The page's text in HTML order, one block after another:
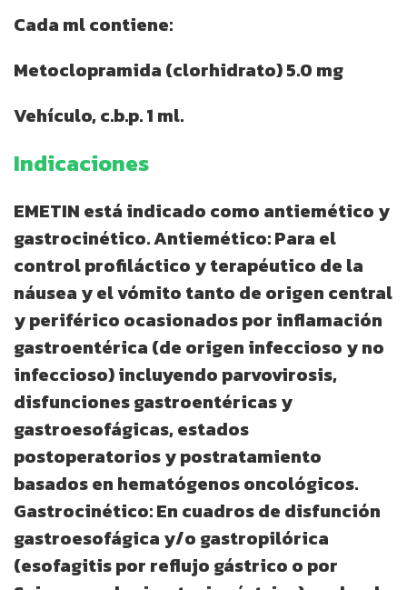
Cada ml contiene:
Metoclopramida (clorhidrato) 5.0 mg
Vehículo, c.b.p. 1 ml.
Indicaciones
EMETIN está indicado como antiemético y
gastrocinético. Antiemético: Para el
control profiláctico y terapéutico de la
náusea y el vómito tanto de origen central
y periférico ocasionados por inflamación
gastroentérica (de origen infeccioso y no
infeccioso) incluyendo parvovirosis,
disfunciones gastroentéricas y
gastroesofágicas, estados
postoperatorios y postratamiento
basados en hematógenos oncológicos.
Gastrocinético: En cuadros de disfunción
gastroesofágica y/o gastropilórica
(esofagitis por reflujo gástrico o por